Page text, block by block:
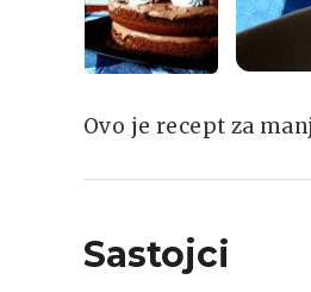
Ovo je recept za
Sastojci